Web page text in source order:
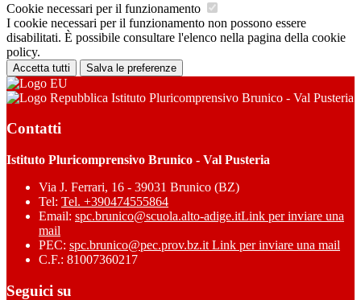
Cookie necessari per il funzionamento
I cookie necessari per il funzionamento non possono essere
disabilitati. È possibile consultare l'elenco nella pagina della cookie
policy.
Accetta tutti Salva le preferenze
Istituto Pluricomprensivo Brunico - Val Pusteria
Contatti
Istituto Pluricomprensivo Brunico - Val Pusteria
Via J. Ferrari, 16 - 39031 Brunico (BZ)
Tel: Tel. +390474555864
Email: spc.brunico@scuola.alto-adige.itLink per inviare una
mail
PEC: spc.brunico@pec.prov.bz.it Link per inviare una mail
C.F.: 81007360217
Seguici su